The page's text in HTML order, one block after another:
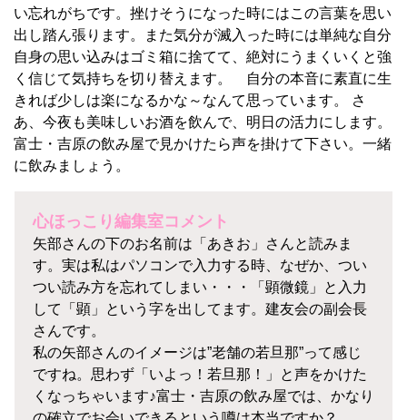
い忘れがちです。挫けそうになった時にはこの言葉を思い
出し踏ん張ります。また気分が滅入った時には単純な自分
自身の思い込みはゴミ箱に捨てて、絶対にうまくいくと強
く信じて気持ちを切り替えます。 自分の本音に素直に生
きれば少しは楽になるかな～なんて思っています。 さ
あ、今夜も美味しいお酒を飲んで、明日の活力にします。
富士・吉原の飲み屋で見かけたら声を掛けて下さい。一緒
に飲みましょう。
心ほっこり編集室コメント
矢部さんの下のお名前は「あきお」さんと読みま
す。実は私はパソコンで入力する時、なぜか、つい
つい読み方を忘れてしまい・・・「顕微鏡」と入力
して「顕」という字を出してます。建友会の副会長
さんです。
私の矢部さんのイメージは”老舗の若旦那”って感じ
ですね。思わず「いよっ！若旦那！」と声をかけた
くなっちゃいます♪富士・吉原の飲み屋では、かなり